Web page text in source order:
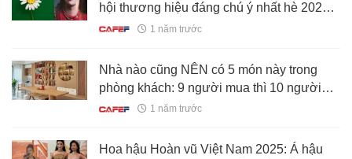
hội thương hiệu đáng chú ý nhất hè 2025:
Ông hoàng K-pop khiến fan dậy sóng
1 năm trước
Nhà nào cũng NÊN có 5 món này trong
phòng khách: 9 người mua thì 10 người
khen, "đỉnh" thì thôi nhé
1 năm trước
Hoa hậu Hoàn vũ Việt Nam 2025: Á hậu